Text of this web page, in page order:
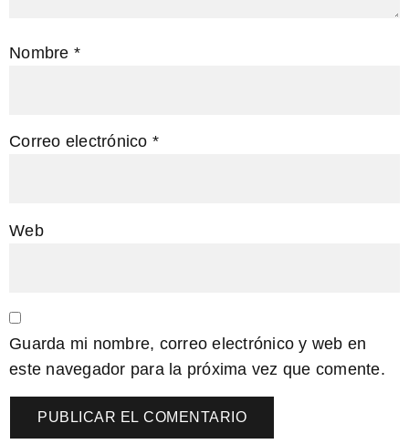
Nombre *
Correo electrónico *
Web
Guarda mi nombre, correo electrónico y web en
este navegador para la próxima vez que comente.